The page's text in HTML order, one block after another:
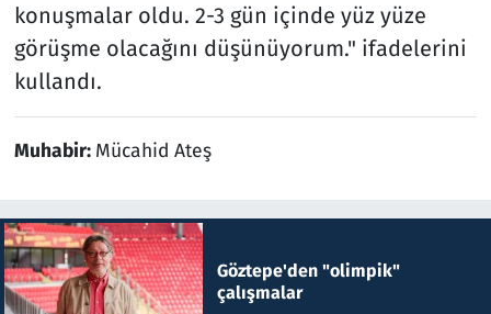
konuşmalar oldu. 2-3 gün içinde yüz yüze
görüşme olacağını düşünüyorum." ifadelerini
kullandı.
Muhabir: Mücahid Ateş
Göztepe'den "olimpik"
çalışmalar